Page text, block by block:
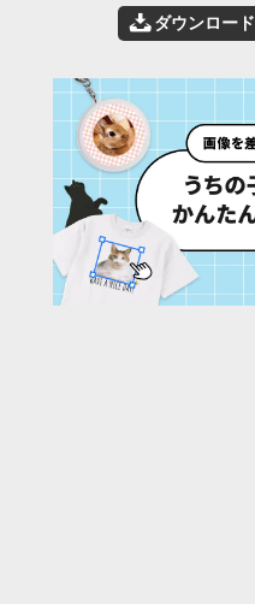
📥ダウンロード